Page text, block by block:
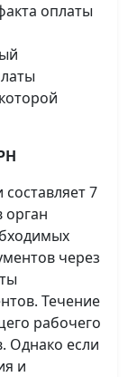
оплаты
7
орган
через
Течение
рабочего
Однако если
и